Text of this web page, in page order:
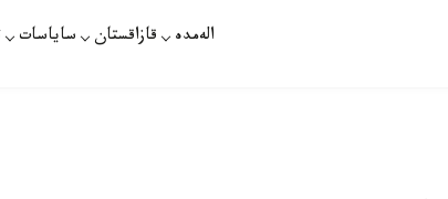
الەمدە قازاقستان ساياسات